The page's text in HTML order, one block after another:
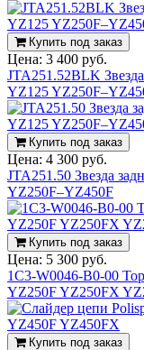
Купить под заказ
Цена: 3 400 руб.
JTA251.52BLK
YZ125
Купить под заказ
Цена: 4 300 руб.
JTA251.50 Звезда
YZ250F–YZ450F
Купить под заказ
Цена: 5 300 руб.
1C3-W0046-B0-00
YZ250F YZ250FX
Купить под заказ